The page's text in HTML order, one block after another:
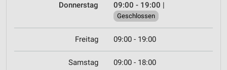
Donnerstag 09:00 - 19:00 |
Geschlossen
Freitag 09:00 - 19:00
Samstag 09:00 - 18:00